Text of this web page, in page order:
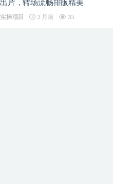
出片，转场流畅排版精美
实操项目 3 月前 35